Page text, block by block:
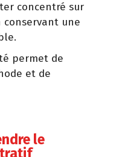
concentré sur
une
permet de
et de
le